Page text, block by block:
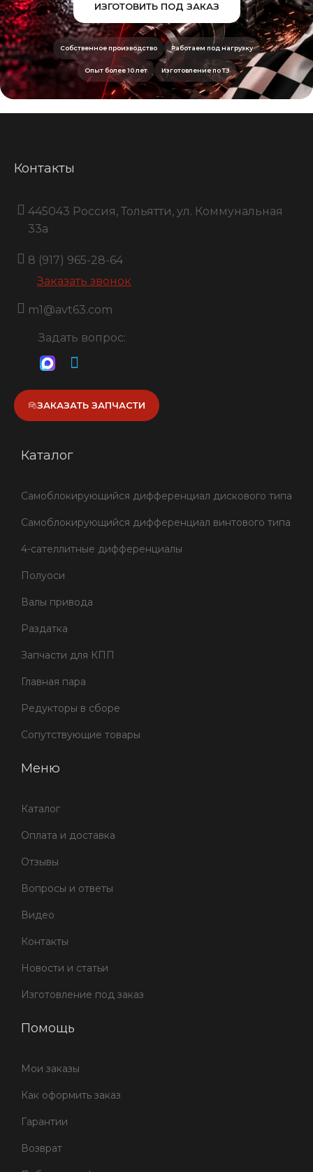
ИЗГОТОВИТЬ ПОД ЗАКАЗ
Собственное производство Работаем под нагрузку
Опыт более 10 лет Изготовление по ТЗ
Контакты
445043 Россия, Тольятти, ул. Коммунальная
33a
8 (917) 965-28-64
Заказать звонок
m1@avt63.com
Задать вопрос:
ЗАКАЗАТЬ ЗАПЧАСТИ
Каталог
Самоблокирующийся дифференциал дискового типа
Самоблокирующийся дифференциал винтового типа
4-сателлитные дифференциалы
Полуоси
Валы привода
Раздатка
Запчасти для КПП
Главная пара
Редукторы в сборе
Сопутствующие товары
Меню
Каталог
Оплата и доставка
Отзывы
Вопросы и ответы
Видео
Контакты
Новости и статьи
Изготовление под заказ
Помощь
Мои заказы
Как оформить заказ
Гарантии
Возврат